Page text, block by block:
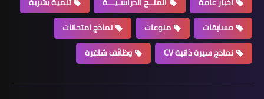
مسابقات
منوعات
نماذج امتحانات
نماذج سيرة ذاتية CV
وظائف شاغرة